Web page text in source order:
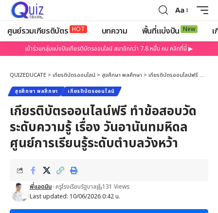
Aa
ศูนย์รวมเกียรติบัตร HOT บทความ พื้นที่แบ่งปัน New
เข้าร่วมกลุ่มแบ่งปันเกียรติบัตรออนไลน์ สมาชิกกว่า 7.8 หมื่น คน คลิกที่นี่ ▶
QUIZEDUCATE > เกียรติบัตรออนไลน์ > สุขศึกษา พลศึกษา > เกียรติบัตรออนไลน์ฟรี ทำข้อสอบวัดระดับความรู้ เรื่อง วันอานันทมหิดล ศูนย์การเรียนรู้ระดับตำบลวังหว้า
สุขศึกษา พลศึกษา เกียรติบัตรออนไลน์
เกียรติบัตรออนไลน์ฟรี ทำข้อสอบวัด
ระดับความรู้ เรื่อง วันอานันทมหิดล
ศูนย์การเรียนรู้ระดับตำบลวังหว้า
Last updated: 10/06/2026 0:42 น.
พี่แอดมิน- ครูโรงเรียนรัฐบาล 131 Views